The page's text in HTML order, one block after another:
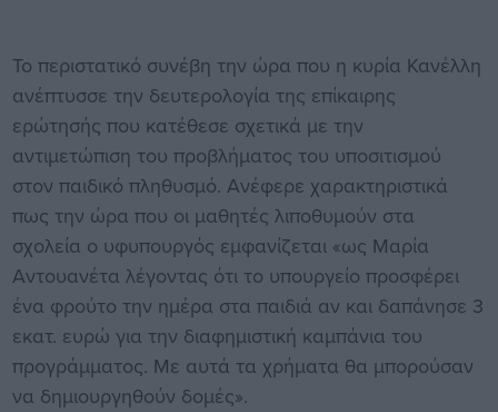
Το περιστατικό συνέβη την ώρα που η κυρία Κανέλλη
ανέπτυσσε την δευτερολογία της επίκαιρης
ερώτησής που κατέθεσε σχετικά με την
αντιμετώπιση του προβλήματος του υποσιτισμού
στον παιδικό πληθυσμό. Ανέφερε χαρακτηριστικά
πως την ώρα που οι μαθητές λιποθυμούν στα
σχολεία ο υφυπουργός εμφανίζεται «ως Μαρία
Αντουανέτα λέγοντας ότι το υπουργείο προσφέρει
ένα φρούτο την ημέρα στα παιδιά αν και δαπάνησε 3
εκατ. ευρώ για την διαφημιστική καμπάνια του
προγράμματος. Με αυτά τα χρήματα θα μπορούσαν
να δημιουργηθούν δομές».